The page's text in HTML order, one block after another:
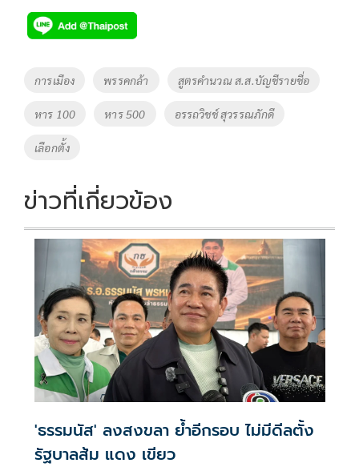
e
b
o
o
k
tt
er
p
y
Li
n
k
Tags
การเมือง พรรคกล้า สูตรคำนวณ ส.ส.บัญชีรายชื่อ
หาร 100 หาร 500 อรรถวิชช์ สุวรรณภักดี
เลือกตั้ง
ข่าวที่เกี่ยวข้อง
'ธรรมนัส' ลงสงขลา ย้ำอีกรอบ ไม่มีดีลตั้ง
รัฐบาลส้ม แดง เขียว